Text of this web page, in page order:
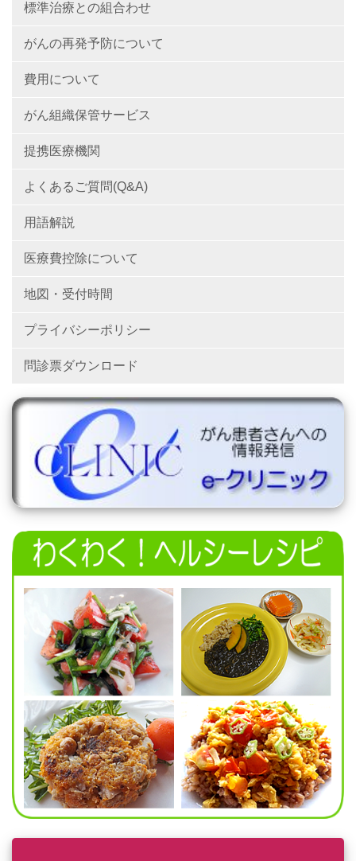
標準治療との組合わせ
がんの再発予防について
費用について
がん組織保管サービス
提携医療機関
よくあるご質問(Q&A)
用語解説
医療費控除について
地図・受付時間
プライバシーポリシー
問診票ダウンロード